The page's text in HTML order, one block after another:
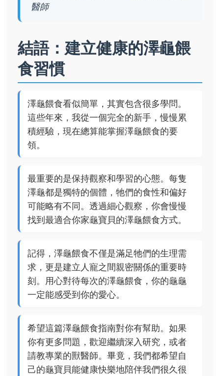
醫師
結語：建立健康的澤龜餵
食習慣
澤龜餵食看似簡單，其實包含很多學問。
這些年來，我從一個完全的新手，慢慢累
積經驗，現在總算能掌握澤龜餵食的要
領。
最重要的是保持觀察和學習的心態。每隻
澤龜都是獨特的個體，牠們的食性和偏好
可能略有不同。透過細心觀察，你會慢慢
找到最適合你家龜寶貝的澤龜餵食方式。
記得，澤龜餵食不僅是滿足牠們的生理需
求，更是建立人寵之間親密關係的重要時
刻。用心對待每次的澤龜餵食，你的龜龜
一定能感受到你的愛心。
希望這篇澤龜餵食指南對你有幫助。如果
你有更多問題，歡迎繼續深入研究，或者
請教專業的獸醫師。畢竟，我們都希望自
己的龜寶貝能健康快樂地陪伴我們很久很